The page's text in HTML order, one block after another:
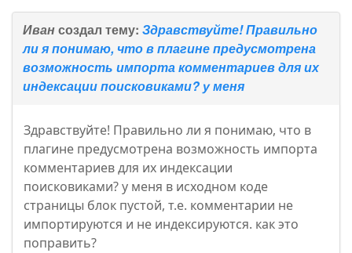
Ивансоздал тему: Здравствуйте! Правильно
ли я понимаю, что в плагине предусмотрена
возможность импорта комментариев для их
индексации поисковиками? у меня
Здравствуйте! Правильно ли я понимаю, что в
плагине предусмотрена возможность импорта
комментариев для их индексации
поисковиками? у меня в исходном коде
страницы блок пустой, т.е. комментарии не
импортируются и не индексируются. как это
поправить?